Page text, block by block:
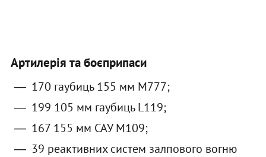
Артилерія та боєприпаси
170 гаубиць 155 мм М777;
199 105 мм гаубиць L119;
167 155 мм САУ М109;
39 реактивних систем залпового вогню